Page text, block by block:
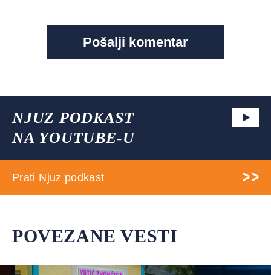
NJUZ PODKAST
NA YOUTUBE-U
Prati Njuz podkast
POVEZANE VESTI